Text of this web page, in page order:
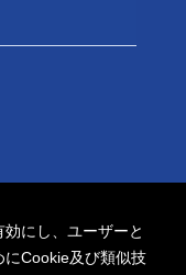
にし、ユーザーと
にCookie及び類似技